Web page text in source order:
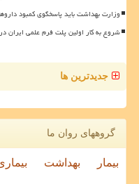
وزارت بهداشت باید پاسخگوی کمبود
شروع به کار اولین پلت فرم علمی ایران
جدیدترین ها
گروههای روان ما
بیمار بهداشت